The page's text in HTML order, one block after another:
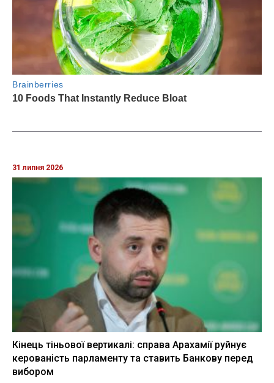
31 липня 2026
Кінець тіньової вертикалі: справа Арахамії руйнує
керованість парламенту та ставить Банкову перед
вибором